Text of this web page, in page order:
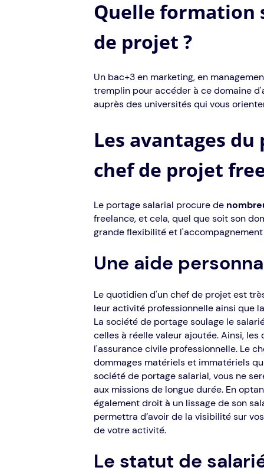
Quelle formation
de projet ?
Un bac+3 en marketing, en
tremplin pour accéder à ce domaine
auprès des universités qui vous
Les avantages
chef de projet
Le portage salarial procure de
freelance, et cela, quel que soit son
grande flexibilité et
Une aide
Le quotidien d'un chef de projet est
leur activité professionnelle ainsi que
La société de portage soulage le
celles à réelle valeur ajoutée. Ainsi,
l'assurance civile professionnelle. Le
dommages matériels et immatériels
société de portage salarial, vous ne
aux missions de longue durée. En
également droit à un lissage de son
permettra d’avoir de la visibilité sur
de votre activité.
Le statut de